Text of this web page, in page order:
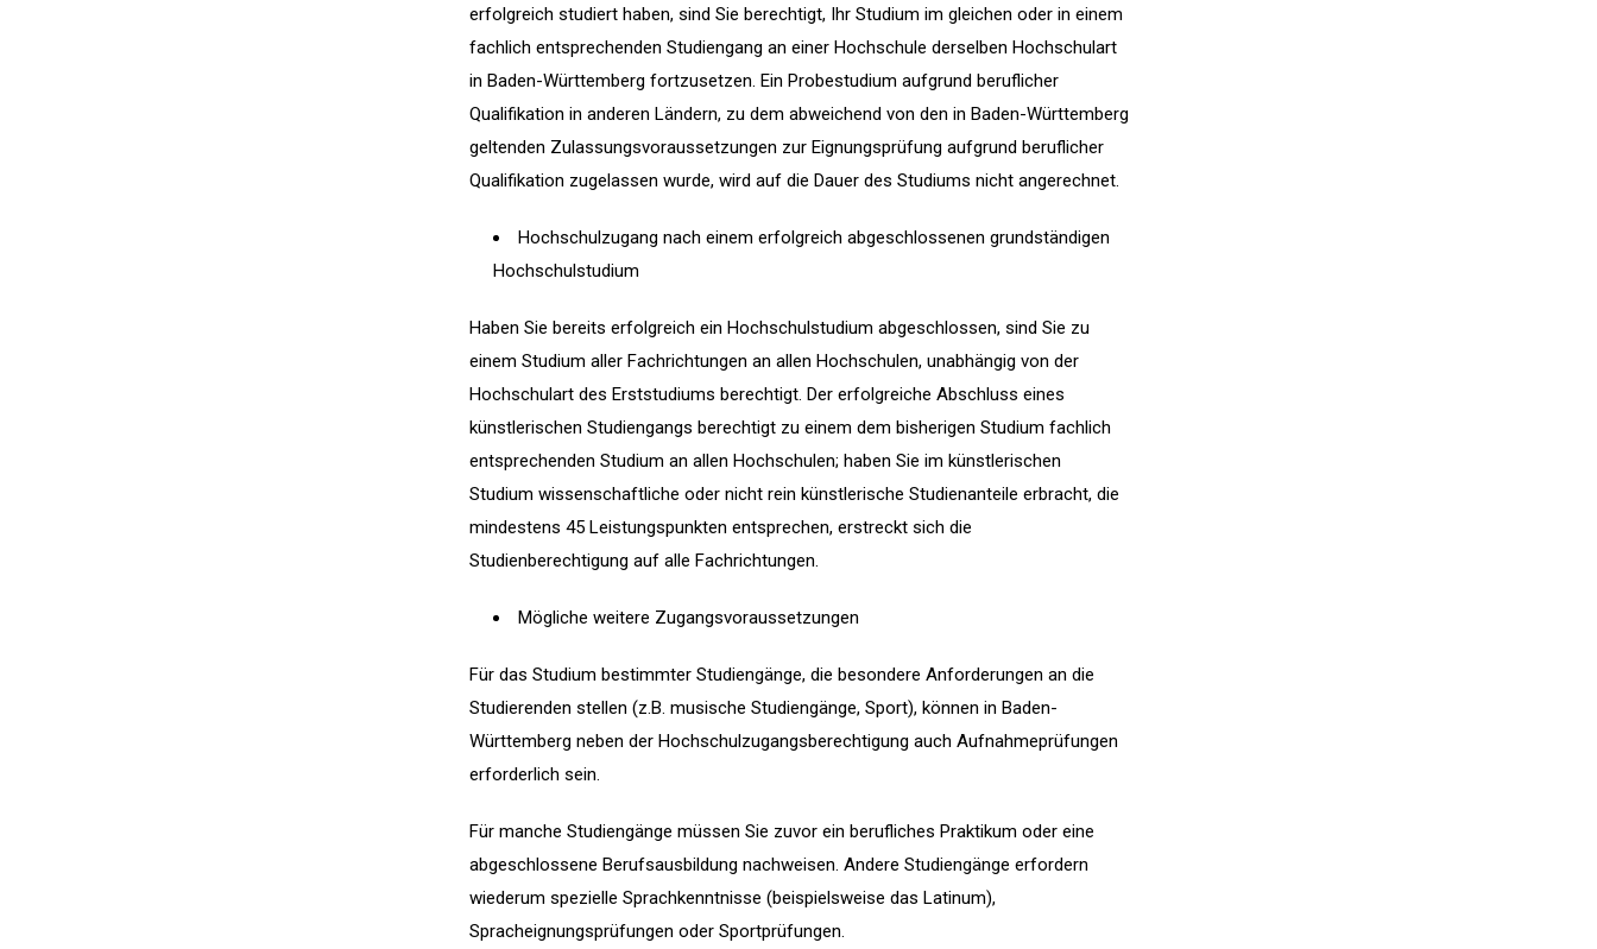
erfolgreich studiert haben, sind Sie berechtigt, Ihr Studium im gleichen oder in einem
fachlich entsprechenden Studiengang an einer Hochschule derselben Hochschulart
in Baden-Württemberg fortzusetzen. Ein Probestudium aufgrund beruflicher
Qualifikation in anderen Ländern, zu dem abweichend von den in Baden-Württemberg
geltenden Zulassungsvoraussetzungen zur Eignungsprüfung aufgrund beruflicher
Qualifikation zugelassen wurde, wird auf die Dauer des Studiums nicht angerechnet.
Hochschulzugang nach einem erfolgreich abgeschlossenen grundständigen
Hochschulstudium
Haben Sie bereits erfolgreich ein Hochschulstudium abgeschlossen, sind Sie zu
einem Studium aller Fachrichtungen an allen Hochschulen, unabhängig von der
Hochschulart des Erststudiums berechtigt. Der erfolgreiche Abschluss eines
künstlerischen Studiengangs berechtigt zu einem dem bisherigen Studium fachlich
entsprechenden Studium an allen Hochschulen; haben Sie im künstlerischen
Studium wissenschaftliche oder nicht rein künstlerische Studienanteile erbracht, die
mindestens 45 Leistungspunkten entsprechen, erstreckt sich die
Studienberechtigung auf alle Fachrichtungen.
Mögliche weitere Zugangsvoraussetzungen
Für das Studium bestimmter Studiengänge, die besondere Anforderungen an die
Studierenden stellen (z.B. musische Studiengänge, Sport), können in Baden-
Württemberg neben der Hochschulzugangsberechtigung auch Aufnahmeprüfungen
erforderlich sein.
Für manche Studiengänge müssen Sie zuvor ein berufliches Praktikum oder eine
abgeschlossene Berufsausbildung nachweisen. Andere Studiengänge erfordern
wiederum spezielle Sprachkenntnisse (beispielsweise das Latinum),
Spracheignungsprüfungen oder Sportprüfungen.